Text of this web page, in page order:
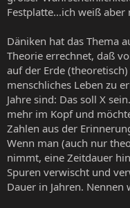
Festplatte...ich weiß aber
Däniken hat das Thema
Theorie errechnet, daß
auf der Erde
menschliches Leben zu
Jahre sind: Das soll X
mehr im Kopf und
Zahlen aus der
Wenn man (auch nur
nimmt, eine Zeitdauer
Spuren verwischt und
Dauer in Jahren. Nennen